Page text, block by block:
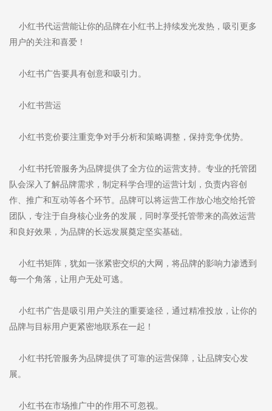
小红书代运营能让你的品牌在小红书上持续发光发热，吸引更多
用户的关注和喜爱！
小红书广告要具有创意和吸引力。
小红书营运
小红书竞价要注重竞争对手分析和策略调整，保持竞争优势。
小红书托管服务为品牌提供了全方位的运营支持。专业的托管团
队会深入了解品牌需求，制定科学合理的运营计划，负责内容创
作、推广和互动等各个环节。品牌可以将运营工作放心地交给托管
团队，专注于自身核心业务的发展，同时享受托管带来的高效运营
和良好效果，为品牌的长远发展奠定坚实基础。
小红书矩阵，犹如一张紧密交织的大网，将品牌的影响力渗透到
每一个角落，让用户无处可逃。
小红书广告是吸引用户关注的重要途径，通过精准投放，让你的
品牌与目标用户更紧密地联系在一起！
小红书托管服务为品牌提供了可靠的运营保障，让品牌安心发
展。
小红书在市场推广中的作用不可忽视。